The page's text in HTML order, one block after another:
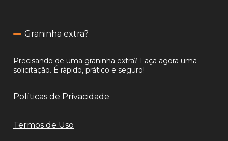
Graninha extra?
Precisando de uma graninha extra? Faça agora uma
solicitação. É rápido, prático e seguro!
Políticas de Privacidade
Termos de Uso